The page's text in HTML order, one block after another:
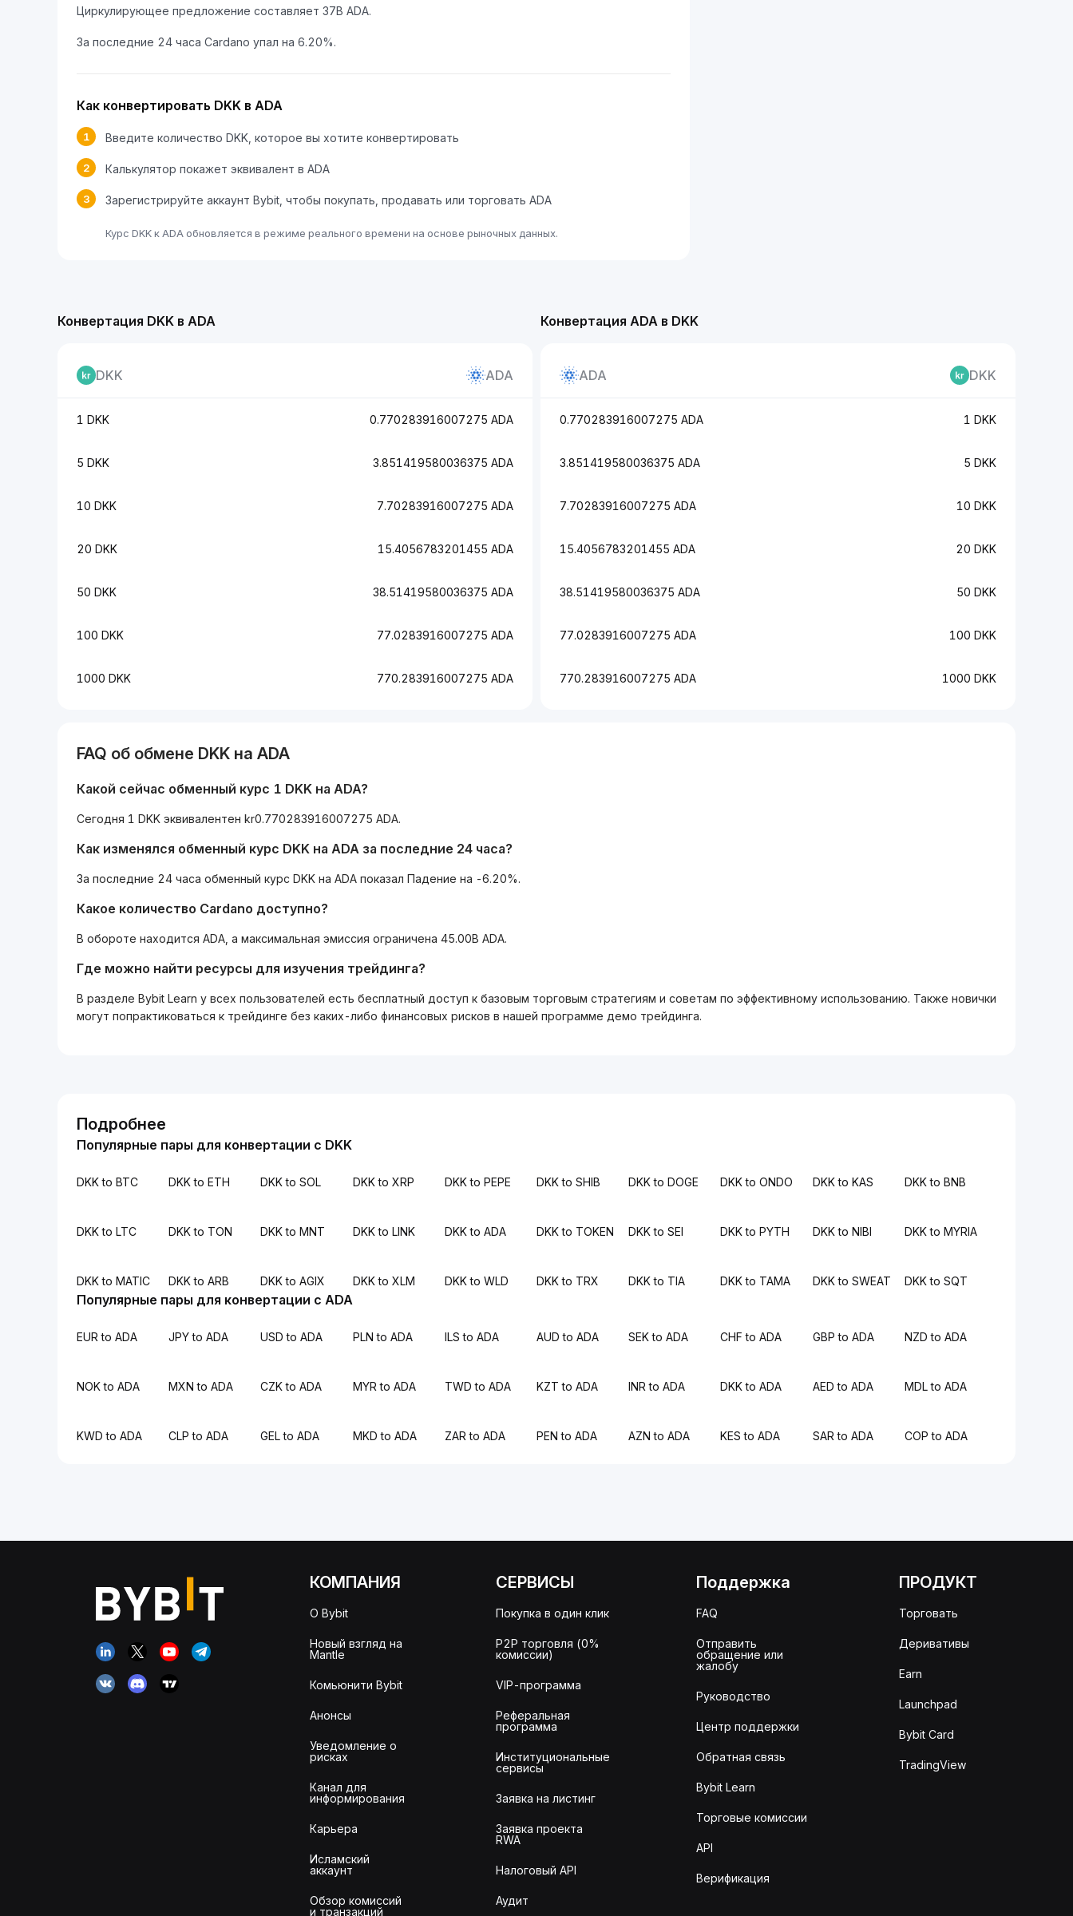
Циркулирующее предложение составляет 37B ADA.
За последние 24 часа Cardano упал на 6.20%.
Как конвертировать DKK в ADA
1 Введите количество DKK, которое вы хотите конвертировать
2 Калькулятор покажет эквивалент в ADA
3 Зарегистрируйте аккаунт Bybit, чтобы покупать, продавать или торговать ADA
Курс DKK к ADA обновляется в режиме реального времени на основе рыночных данных.
Конвертация ADA в DKK
ADA DKK
0.770283916007275 ADA 1 DKK
3.851419580036375 ADA 5 DKK
7.70283916007275 ADA 10 DKK
15.4056783201455 ADA 20 DKK
38.51419580036375 ADA 50 DKK
77.0283916007275 ADA 100 DKK
770.283916007275 ADA 1000 DKK
Конвертация DKK в ADA
DKK ADA
1 DKK 0.770283916007275 ADA
5 DKK 3.851419580036375 ADA
10 DKK 7.70283916007275 ADA
20 DKK 15.4056783201455 ADA
50 DKK 38.51419580036375 ADA
100 DKK 77.0283916007275 ADA
1000 DKK 770.283916007275 ADA
FAQ об обмене DKK на ADA
Какой сейчас обменный курс 1 DKK на ADA?
Сегодня 1 DKK эквивалентен kr0.770283916007275 ADA.
Как изменялся обменный курс DKK на ADA за последние 24 часа?
За последние 24 часа обменный курс DKK на ADA показал Падение на -6.20%.
Какое количество Cardano доступно?
В обороте находится ADA, а максимальная эмиссия ограничена 45.00B ADA.
Где можно найти ресурсы для изучения трейдинга?
В разделе Bybit Learn у всех пользователей есть бесплатный доступ к базовым торговым стратегиям и советам по эффективному использованию. Также новички
могут попрактиковаться к трейдинге без каких-либо финансовых рисков в нашей программе демо трейдинга.
Подробнее
Популярные пары для конвертации с DKK
DKK to BTC DKK to ETH DKK to SOL DKK to XRP DKK to PEPE DKK to SHIB DKK to DOGE DKK to ONDO DKK to KAS DKK to BNB
DKK to LTC DKK to TON DKK to MNT DKK to LINK DKK to ADA DKK to TOKEN DKK to SEI DKK to PYTH DKK to NIBI DKK to MYRIA
DKK to MATIC DKK to ARB DKK to AGIX DKK to XLM DKK to WLD DKK to TRX DKK to TIA DKK to TAMA DKK to SWEAT DKK to SQT
Популярные пары для конвертации с ADA
EUR to ADA JPY to ADA USD to ADA PLN to ADA ILS to ADA AUD to ADA SEK to ADA CHF to ADA GBP to ADA NZD to ADA
NOK to ADA MXN to ADA CZK to ADA MYR to ADA TWD to ADA KZT to ADA INR to ADA DKK to ADA AED to ADA MDL to ADA
KWD to ADA CLP to ADA GEL to ADA MKD to ADA ZAR to ADA PEN to ADA AZN to ADA KES to ADA SAR to ADA COP to ADA
КОМПАНИЯ
О Bybit
Новый взгляд на
Mantle
Комьюнити Bybit
Анонсы
Уведомление о
рисках
Канал для
информирования
Карьера
Исламский
аккаунт
Обзор комиссий
и транзакций
СЕРВИСЫ
Покупка в один клик
P2P торговля (0%
комиссии)
VIP-программа
Реферальная
программа
Институциональные
сервисы
Заявка на листинг
Заявка проекта
RWA
Налоговый API
Аудит
Поддержка
FAQ
Отправить
обращение или
жалобу
Руководство
Центр поддержки
Обратная связь
Bybit Learn
Торговые комиссии
API
Верификация
ПРОДУКТ
Торговать
Деривативы
Earn
Launchpad
Bybit Card
TradingView